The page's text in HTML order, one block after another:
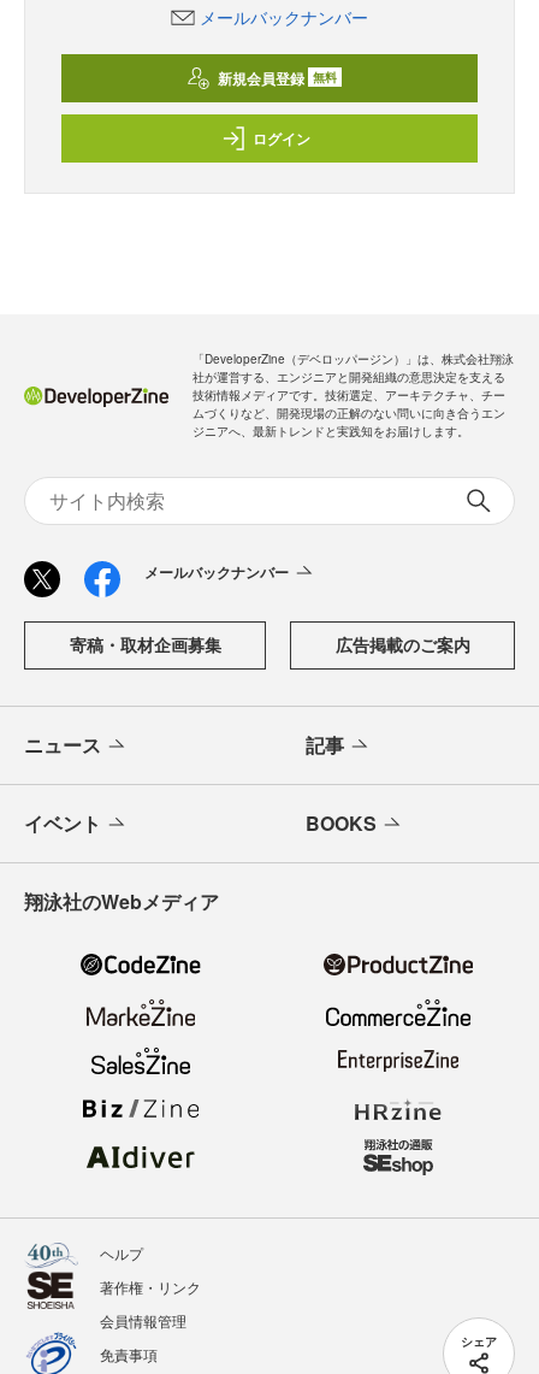
シェア
メールバックナンバー
新規会員登録 無料
ログイン
「DeveloperZine（デベロッパージン）」は、株式会社翔泳
社が運営する、エンジニアと開発組織の意思決定を支える
技術情報メディアです。技術選定、アーキテクチャ、チー
ムづくりなど、開発現場の正解のない問いに向き合うエン
ジニアへ、最新トレンドと実践知をお届けします。
メールバックナンバー
寄稿・取材企画募集 広告掲載のご案内
ニュース 記事
イベント BOOKS
翔泳社のWebメディア
ヘルプ
著作権・リンク
会員情報管理
免責事項